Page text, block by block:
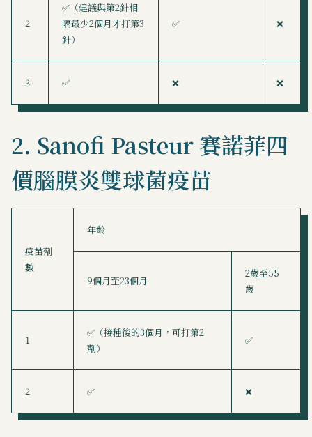
2
✅（建議與第2針相
隔最少2個月才打第3
針）
✅ ❌
3 ✅ ❌ ❌
2. Sanofi Pasteur 賽諾菲四
價腦膜炎雙球菌疫苗
疫苗劑
數
年齡
9個月至23個月
2歲至55
歲
1
✅（接種後的3個月，可打第2
劑）
✅
2 ✅ ❌